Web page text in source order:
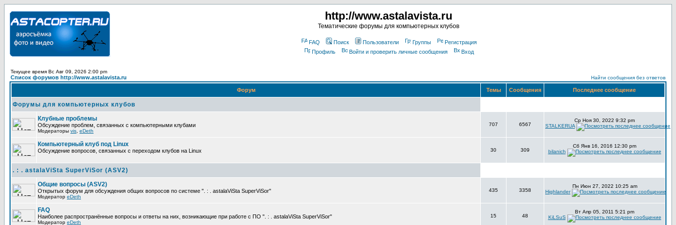
http://www.astalavista.ru
Тематические форумы для компьютерных клубов
FAQ Поиск Пользователи Группы
Регистрация
Профиль
Войти и проверить личные сообщения Вход
Текущее время Вс Авг 09, 2026 2:00 pm
Список форумов http://www.astalavista.ru Найти сообщения без ответов
Форум Темы Сообщения Последнее сообщение
Форумы для компьютерных клубов
Клубные проблемы
Обсуждение проблем, связанных с компьютерными клубами
Модераторы vis eDeth
707 6567
Ср Ноя 30, 2022 9:32 pm
STALKERUA
Компьютерный клуб под Linux
Обсуждение вопросов, связанных с переходом клубов на Linux 30 309
Сб Янв 16, 2016 12:30 pm
bilanich
. : . astalaViSta SuperViSor (ASV2)
Общие вопросы (ASV2)
Открытых форум для обсуждения общих вопросов по системе ". : . astalaViSta SuperViSor"
Модератор eDeth
435 3358
Пн Июн 27, 2022 10:25 am
Highlander
FAQ
Наиболее распространённые вопросы и ответы на них, возникающие при работе с ПО ". : . astalaViSta SuperViSor"
Модератор eDeth
15 48
Вт Апр 05, 2011 5:21 pm
KiLSuS